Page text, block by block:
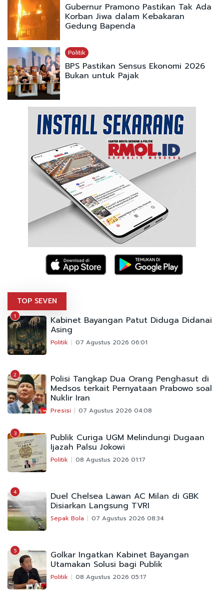
Gubernur Pramono Pastikan Tak Ada
Korban Jiwa dalam Kebakaran
Gedung Bapenda
Politik
BPS Pastikan Sensus Ekonomi 2026
Bukan untuk Pajak
TOP SEVEN
1 Kabinet Bayangan Patut Diduga Didanai
Asing
Politik 07 Agustus 2026 06:01
2 Polisi Tangkap Dua Orang Penghasut di
Medsos terkait Pernyataan Prabowo soal
Nuklir Iran
Presisi 07 Agustus 2026 04:08
3 Publik Curiga UGM Melindungi Dugaan
Ijazah Palsu Jokowi
Politik 08 Agustus 2026 01:17
4 Duel Chelsea Lawan AC Milan di GBK
Disiarkan Langsung TVRI
Sepak Bola 07 Agustus 2026 08:34
5 Golkar Ingatkan Kabinet Bayangan
Utamakan Solusi bagi Publik
Politik 08 Agustus 2026 05:17